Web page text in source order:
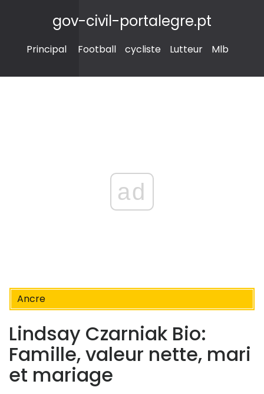
gov-civil-portalegre.pt
Principal Football cycliste Lutteur Mlb
ad
Ancre
Lindsay Czarniak Bio:
Famille, valeur nette, mari
et mariage